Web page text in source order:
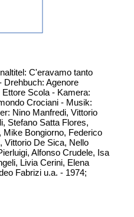
C'eravamo tanto
Drehbuch: Agenore
Scola - Kamera:
Crociani - Musik:
Nino Manfredi, Vittorio
Stefano Satta Flores,
Mike Bongiorno, Federico
Vittorio De Sica, Nello
Alfonso Crudele, Isa
Livia Cerini, Elena
Fabrizi u.a. - 1974;